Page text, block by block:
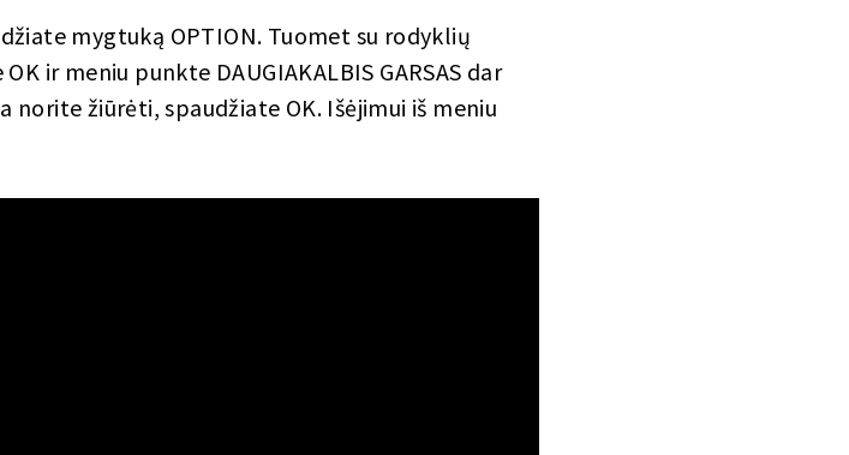
mygtuką OPTION. Tuomet su rodyklių
ir meniu punkte DAUGIAKALBIS GARSAS dar
žiūrėti, spaudžiate OK. Išėjimui iš meniu